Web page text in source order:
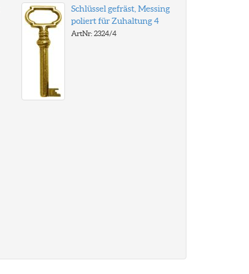
Schlüssel gefräst, Messing
poliert für Zuhaltung 4
ArtNr: 2324/4